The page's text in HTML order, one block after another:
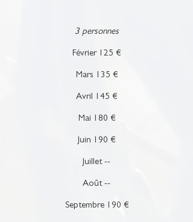
3 personnes
Février 125 €
Mars 135 €
Avril 145 €
Mai 180 €
Juin 190 €
Juillet --
Août --
Septembre 190 €